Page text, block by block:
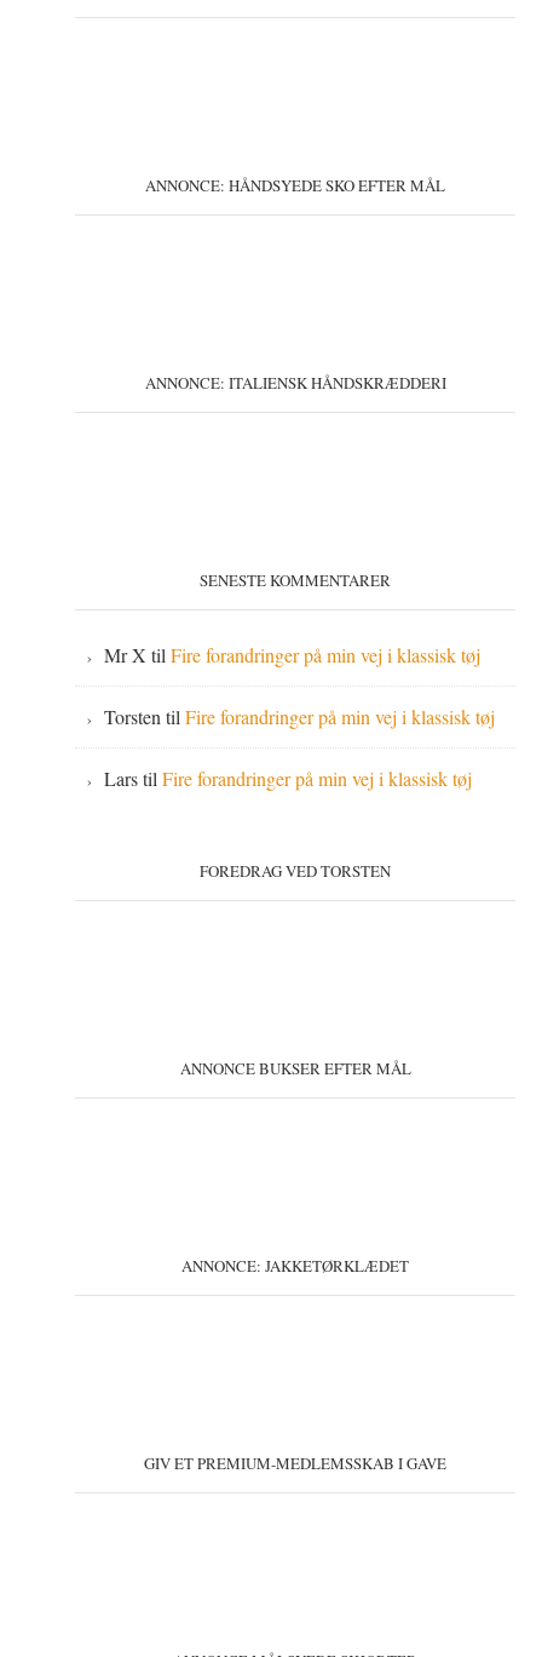
ANNONCE: HÅNDSYEDE SKO EFTER MÅL
ANNONCE: ITALIENSK HÅNDSKRÆDDERI
SENESTE KOMMENTARER
Mr X tilFire forandringer på min vej i klassisk tøj
Torsten tilFire forandringer på min vej i klassisk tøj
LarstilFire forandringer på min vej i klassisk tøj
FOREDRAG VED TORSTEN
ANNONCE BUKSER EFTER MÅL
ANNONCE: JAKKETØRKLÆDET
GIV ET PREMIUM-MEDLEMSSKAB I GAVE